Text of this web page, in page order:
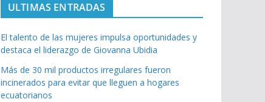
ULTIMAS ENTRADAS
El talento de las mujeres impulsa oportunidades y
destaca el liderazgo de Giovanna Ubidia
Más de 30 mil productos irregulares fueron
incinerados para evitar que lleguen a hogares
ecuatorianos